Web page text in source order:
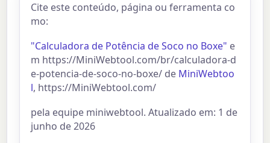
Cite este conteúdo, página ou ferramenta co
mo:
"Calculadora de Potência de Soco no Boxe" e
m https://MiniWebtool.com/br/calculadora-d
e-potencia-de-soco-no-boxe/ de MiniWebtoo
l, https://MiniWebtool.com/
pela equipe miniwebtool. Atualizado em: 1 de
junho de 2026